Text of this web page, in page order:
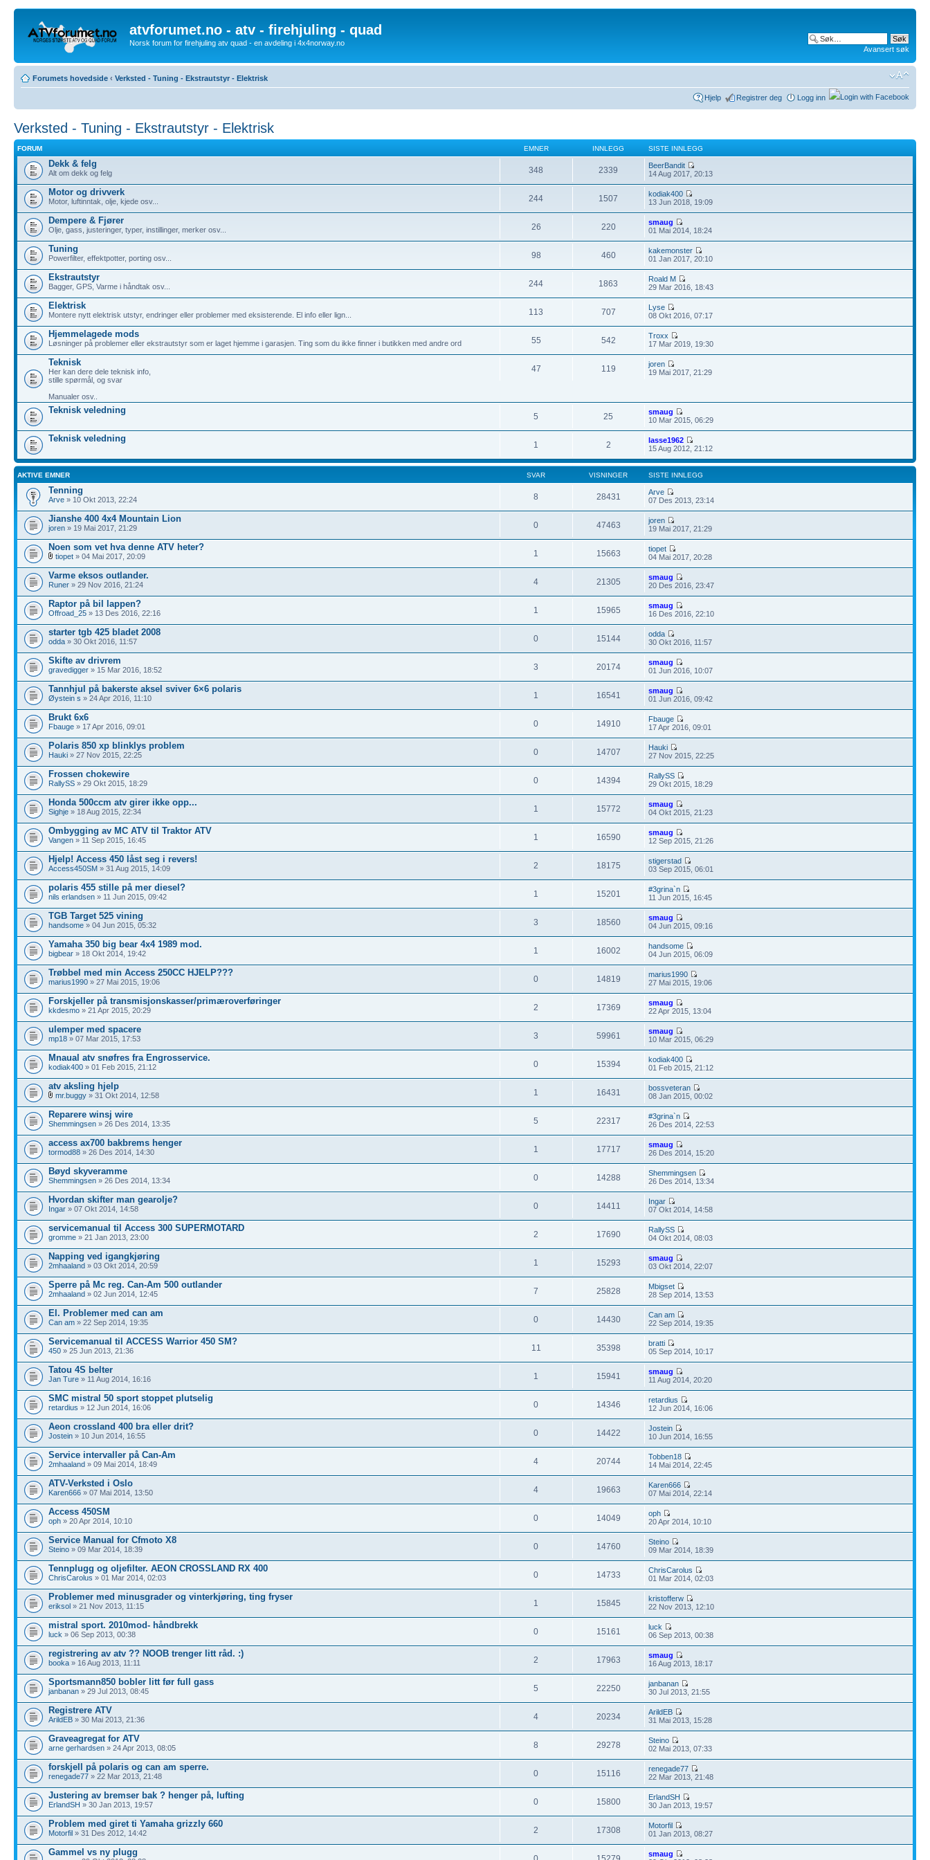
atvforumet.no - atv - firehjuling - quad
Norsk forum for firehjuling atv quad - en avdeling i 4x4norway.no
Avansert søk
Forumets hovedside ‹ Verksted - Tuning - Ekstrautstyr - Elektrisk
Hjelp Registrer deg Logg inn
Verksted - Tuning - Ekstrautstyr - Elektrisk
FORUM EMNER INNLEGG SISTE INNLEGG
Dekk & felg
Alt om dekk og felg 348 2339
BeerBandit
14 Aug 2017, 20:13
Motor og drivverk
Motor, luftinntak, olje, kjede osv... 244 1507
kodiak400
13 Jun 2018, 19:09
Dempere & Fjører
Olje, gass, justeringer, typer, instillinger, merker osv... 26 220
smaug
01 Mai 2014, 18:24
Tuning
Powerfilter, effektpotter, porting osv... 98 460
kakemonster
01 Jan 2017, 20:10
Ekstrautstyr
Bagger, GPS, Varme i håndtak osv... 244 1863
Roald M
29 Mar 2016, 18:43
Elektrisk
Montere nytt elektrisk utstyr, endringer eller problemer med eksisterende. El info eller lign... 113 707
Lyse
08 Okt 2016, 07:17
Hjemmelagede mods
Løsninger på problemer eller ekstrautstyr som er laget hjemme i garasjen. Ting som du ikke finner i butikken med andre ord 55 542
Troxx
17 Mar 2019, 19:30
Teknisk
Her kan dere dele teknisk info,
stille spørmål, og svar
Manualer osv..
47 119
joren
19 Mai 2017, 21:29
Teknisk veledning
5 25
smaug
10 Mar 2015, 06:29
Teknisk veledning
1 2
lasse1962
15 Aug 2012, 21:12
AKTIVE EMNER SVAR VISNINGER SISTE INNLEGG
Tenning
Arve » 10 Okt 2013, 22:24 8 28431
Arve
07 Des 2013, 23:14
Jianshe 400 4x4 Mountain Lion
joren » 19 Mai 2017, 21:29 0 47463
joren
19 Mai 2017, 21:29
Noen som vet hva denne ATV heter?
tiopet » 04 Mai 2017, 20:09 1 15663
tiopet
04 Mai 2017, 20:28
Varme eksos outlander.
Runer » 29 Nov 2016, 21:24 4 21305
smaug
20 Des 2016, 23:47
Raptor på bil lappen?
Offroad_25 » 13 Des 2016, 22:16 1 15965
smaug
16 Des 2016, 22:10
starter tgb 425 bladet 2008
odda » 30 Okt 2016, 11:57 0 15144
odda
30 Okt 2016, 11:57
Skifte av drivrem
gravedigger » 15 Mar 2016, 18:52 3 20174
smaug
01 Jun 2016, 10:07
Tannhjul på bakerste aksel sviver 6×6 polaris
Øystein s » 24 Apr 2016, 11:10 1 16541
smaug
01 Jun 2016, 09:42
Brukt 6x6
Fbauge » 17 Apr 2016, 09:01 0 14910
Fbauge
17 Apr 2016, 09:01
Polaris 850 xp blinklys problem
Hauki » 27 Nov 2015, 22:25 0 14707
Hauki
27 Nov 2015, 22:25
Frossen chokewire
RallySS » 29 Okt 2015, 18:29 0 14394
RallySS
29 Okt 2015, 18:29
Honda 500ccm atv girer ikke opp...
Sighje » 18 Aug 2015, 22:34 1 15772
smaug
04 Okt 2015, 21:23
Ombygging av MC ATV til Traktor ATV
Vangen » 11 Sep 2015, 16:45 1 16590
smaug
12 Sep 2015, 21:26
Hjelp! Access 450 låst seg i revers!
Access450SM » 31 Aug 2015, 14:09 2 18175
stigerstad
03 Sep 2015, 06:01
polaris 455 stille på mer diesel?
nils erlandsen » 11 Jun 2015, 09:42 1 15201
#3grina`n
11 Jun 2015, 16:45
TGB Target 525 vining
handsome » 04 Jun 2015, 05:32 3 18560
smaug
04 Jun 2015, 09:16
Yamaha 350 big bear 4x4 1989 mod.
bigbear » 18 Okt 2014, 19:42 1 16002
handsome
04 Jun 2015, 06:09
Trøbbel med min Access 250CC HJELP???
marius1990 » 27 Mai 2015, 19:06 0 14819
marius1990
27 Mai 2015, 19:06
Forskjeller på transmisjonskasser/primæroverføringer
kkdesmo » 21 Apr 2015, 20:29 2 17369
smaug
22 Apr 2015, 13:04
ulemper med spacere
mp18 » 07 Mar 2015, 17:53 3 59961
smaug
10 Mar 2015, 06:29
Mnaual atv snøfres fra Engrosservice.
kodiak400 » 01 Feb 2015, 21:12 0 15394
kodiak400
01 Feb 2015, 21:12
atv aksling hjelp
mr.buggy » 31 Okt 2014, 12:58 1 16431
bossveteran
08 Jan 2015, 00:02
Reparere winsj wire
Shemmingsen » 26 Des 2014, 13:35 5 22317
#3grina`n
26 Des 2014, 22:53
access ax700 bakbrems henger
tormod88 » 26 Des 2014, 14:30 1 17717
smaug
26 Des 2014, 15:20
Bøyd skyveramme
Shemmingsen » 26 Des 2014, 13:34 0 14288
Shemmingsen
26 Des 2014, 13:34
Hvordan skifter man gearolje?
Ingar » 07 Okt 2014, 14:58 0 14411
Ingar
07 Okt 2014, 14:58
servicemanual til Access 300 SUPERMOTARD
gromme » 21 Jan 2013, 23:00 2 17690
RallySS
04 Okt 2014, 08:03
Napping ved igangkjøring
2mhaaland » 03 Okt 2014, 20:59 1 15293
smaug
03 Okt 2014, 22:07
Sperre på Mc reg. Can-Am 500 outlander
2mhaaland » 02 Jun 2014, 12:45 7 25828
Mbigset
28 Sep 2014, 13:53
El. Problemer med can am
Can am » 22 Sep 2014, 19:35 0 14430
Can am
22 Sep 2014, 19:35
Servicemanual til ACCESS Warrior 450 SM?
450 » 25 Jun 2013, 21:36 11 35398
bratti
05 Sep 2014, 10:17
Tatou 4S belter
Jan Ture » 11 Aug 2014, 16:16 1 15941
smaug
11 Aug 2014, 20:20
SMC mistral 50 sport stoppet plutselig
retardius » 12 Jun 2014, 16:06 0 14346
retardius
12 Jun 2014, 16:06
Aeon crossland 400 bra eller drit?
Jostein » 10 Jun 2014, 16:55 0 14422
Jostein
10 Jun 2014, 16:55
Service intervaller på Can-Am
2mhaaland » 09 Mai 2014, 18:49 4 20744
Tobben18
14 Mai 2014, 22:45
ATV-Verksted i Oslo
Karen666 » 07 Mai 2014, 13:50 4 19663
Karen666
07 Mai 2014, 22:14
Access 450SM
oph » 20 Apr 2014, 10:10 0 14049
oph
20 Apr 2014, 10:10
Service Manual for Cfmoto X8
Steino » 09 Mar 2014, 18:39 0 14760
Steino
09 Mar 2014, 18:39
Tennplugg og oljefilter. AEON CROSSLAND RX 400
ChrisCarolus » 01 Mar 2014, 02:03 0 14733
ChrisCarolus
01 Mar 2014, 02:03
Problemer med minusgrader og vinterkjøring, ting fryser
eriksol » 21 Nov 2013, 11:15 1 15845
kristofferw
22 Nov 2013, 12:10
mistral sport. 2010mod- håndbrekk
luck » 06 Sep 2013, 00:38 0 15161
luck
06 Sep 2013, 00:38
registrering av atv ?? NOOB trenger litt råd. :)
booka » 16 Aug 2013, 11:11 2 17963
smaug
16 Aug 2013, 18:17
Sportsmann850 bobler litt før full gass
janbanan » 29 Jul 2013, 08:45 5 22250
janbanan
30 Jul 2013, 21:55
Registrere ATV
ArildEB » 30 Mai 2013, 21:36 4 20234
ArildEB
31 Mai 2013, 15:28
Graveagregat for ATV
arne gerhardsen » 24 Apr 2013, 08:05 8 29278
Steino
02 Mai 2013, 07:33
forskjell på polaris og can am sperre.
renegade77 » 22 Mar 2013, 21:48 0 15116
renegade77
22 Mar 2013, 21:48
Justering av bremser bak ? henger på, lufting
ErlandSH » 30 Jan 2013, 19:57 0 15800
ErlandSH
30 Jan 2013, 19:57
Problem med giret ti Yamaha grizzly 660
Motorfil » 31 Des 2012, 14:42 2 17308
Motorfil
01 Jan 2013, 08:27
Gammel vs ny plugg
smaug